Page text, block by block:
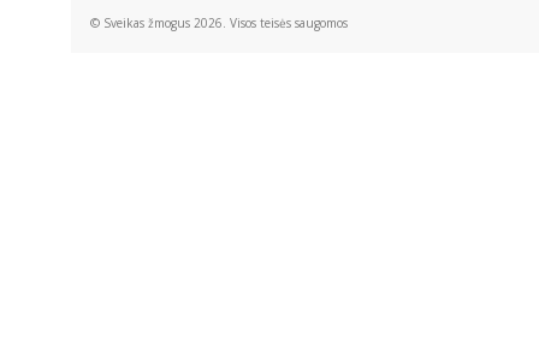
© Sveikas žmogus 2026. Visos teisės saugomos